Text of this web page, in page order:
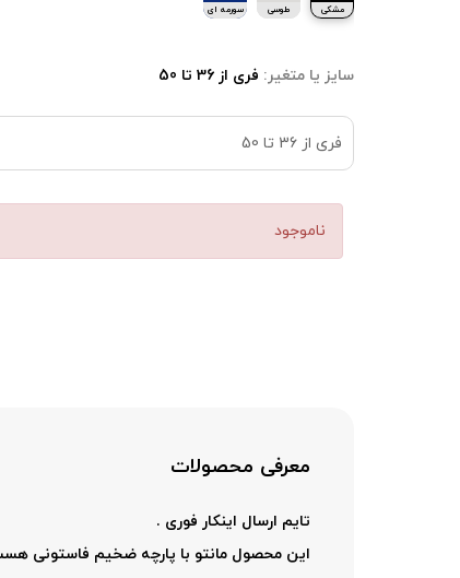
مشکی طوسی سورمه ای
سایز یا متغیر: فری از 36 تا 50
فری از 36 تا 50
ناموجود
معرفی محصولات
تایم ارسال اینکار فوری .
این محصول مانتو با پارچه ضخیم فاستونی